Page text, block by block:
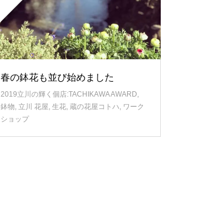
春の鉢花も並び始めました
2019立川の輝く個店:TACHIKAWA AWARD,
鉢物, 立川 花屋, 生花, 蔵の花屋コトハ, ワーク
ショップ